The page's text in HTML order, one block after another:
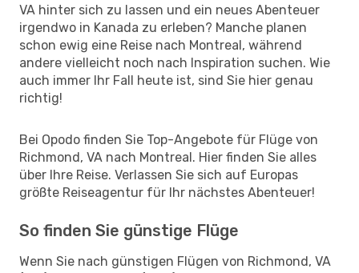
VA hinter sich zu lassen und ein neues Abenteuer
irgendwo in Kanada zu erleben? Manche planen
schon ewig eine Reise nach Montreal, während
andere vielleicht noch nach Inspiration suchen. Wie
auch immer Ihr Fall heute ist, sind Sie hier genau
richtig!
Bei Opodo finden Sie Top-Angebote für Flüge von
Richmond, VA nach Montreal. Hier finden Sie alles
über Ihre Reise. Verlassen Sie sich auf Europas
größte Reiseagentur für Ihr nächstes Abenteuer!
So finden Sie günstige Flüge
Wenn Sie nach günstigen Flügen von Richmond, VA